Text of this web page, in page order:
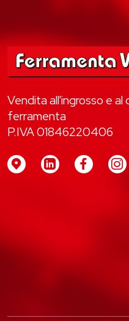
Vendita all'ingrosso e
ferramenta
P.IVA 01846220406